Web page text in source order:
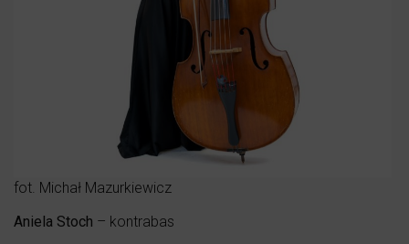
fot. Michał Mazurkiewicz
Aniela Stoch – kontrabas